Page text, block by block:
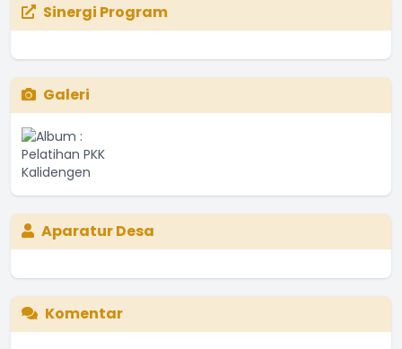
Sinergi Program
Galeri
Aparatur Desa
Komentar